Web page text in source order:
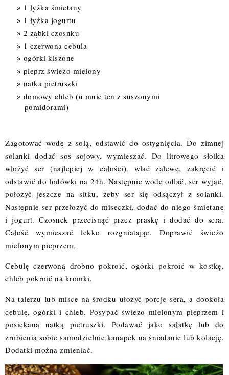
1 łyżka śmietany
1 łyżka jogurtu
2 ząbki czosnku
1 czerwona cebula
ogórki kiszone
pieprz świeżo mielony
natka pietruszki
domowy chleb (u mnie ten z suszonymi
pomidorami)
Zagotować wodę z solą, odstawić do ostygnięcia. Do zimnej
solanki dodać sos sojowy, wymieszać. Do litrowego słoika
włożyć ser (najlepiej w całości), wlać zalewę, zakręcić i
odstawić do lodówki na 24h. Następnie wodę odlać, ser wyjąć,
położyć jeszcze na sitku, żeby ser się odsączył z solanki.
Następnie ser przełożyć do miseczki, dodać do niego śmietanę
i jogurt. Czosnek przecisnąć przez praskę i dodać do sera.
Całość wymieszać lekko rozgniatając. Doprawić świeżo
mielonym pieprzem.
Cebulę czerwoną drobno pokroić, ogórki pokroić w kostkę,
chleb pokroić na kromki.
Na talerzu lub misce na środku ułożyć porcje sera, a dookoła
cebulę, ogórki i chleb. Posypać świeżo mielonym pieprzem i
posiekaną natką pietruszki. Podawać jako sałatkę lub do
zrobienia sobie samodzielnie kanapek na śniadanie lub kolację.
Dodatki można zmieniać.